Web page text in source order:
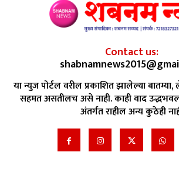
Contact us:
या न्युज पोर्टल वरील प्रकाशित झालेल्या
सहमत असतीलच असे नाही. काही वाद
अंतर्गत राहील अन्य कुठेही